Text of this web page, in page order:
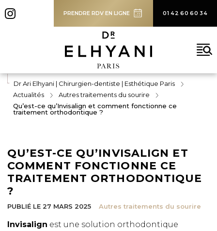
PRENDRE RDV EN LIGNE 01 42 60 60 34
Dr Ari Elhyani | Chirurgien-dentiste | Esthétique Paris
Actualités
Autres traitements du sourire
Qu’est-ce qu’Invisalign et comment fonctionne ce
traitement orthodontique ?
QU’EST-CE QU’INVISALIGN ET
COMMENT FONCTIONNE CE
TRAITEMENT ORTHODONTIQUE
?
PUBLIÉ LE 27 MARS 2025 Autres traitements du sourire
Invisalign est une solution orthodontique